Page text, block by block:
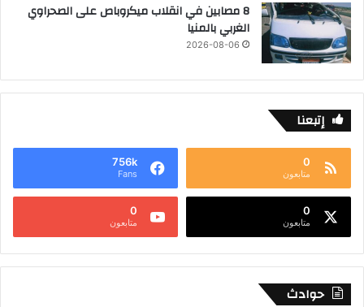
8 مصابين في انقلاب ميكروباص على الصحراوي
الغربي بالمنيا
2026-08-06
إتبعنا
0
متابعون
756k
Fans
0
متابعون
0
متابعون
حوادث